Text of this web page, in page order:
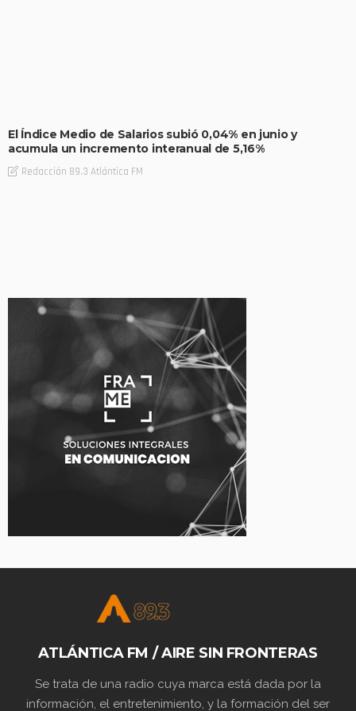
El Índice Medio de Salarios subió 0,04% en junio y
acumula un incremento interanual de 5,16%
Redacción 89.3 Atlántica FM
ATLÁNTICA FM / AIRE SIN FRONTERAS
Se trata de una radio cuya marca está dada por la
información, el entretenimiento, y la formación del ser